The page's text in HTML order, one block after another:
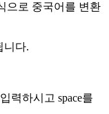
으로 중국어를 변환
니다.
력하시고 space를